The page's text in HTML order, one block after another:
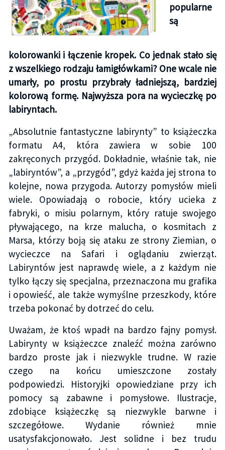
popularne
są
kolorowanki i łączenie kropek. Co jednak stało się
z wszelkiego rodzaju łamigłówkami? One wcale nie
umarły, po prostu przybrały ładniejszą, bardziej
kolorową formę. Najwyższa pora na wycieczkę po
labiryntach.
„Absolutnie fantastyczne labirynty” to książeczka
formatu A4, która zawiera w sobie 100
zakręconych przygód. Dokładnie, właśnie tak, nie
„labiryntów”, a „przygód”, gdyż każda jej strona to
kolejne, nowa przygoda. Autorzy pomysłów mieli
wiele. Opowiadają o robocie, który ucieka z
fabryki, o misiu polarnym, który ratuje swojego
pływającego, na krze malucha, o kosmitach z
Marsa, którzy boją się ataku ze strony Ziemian, o
wycieczce na Safari i oglądaniu zwierząt.
Labiryntów jest naprawdę wiele, a z każdym nie
tylko łączy się specjalna, przeznaczona mu grafika
i opowieść, ale także wymyślne przeszkody, które
trzeba pokonać by dotrzeć do celu.
Uważam, że ktoś wpadł na bardzo fajny pomysł.
Labirynty w książeczce znaleźć można zarówno
bardzo proste jak i niezwykle trudne. W razie
czego na końcu umieszczone zostały
podpowiedzi. Historyjki opowiedziane przy ich
pomocy są zabawne i pomysłowe. Ilustracje,
zdobiące książeczkę są niezwykle barwne i
szczegółowe. Wydanie również mnie
usatysfakcjonowało. Jest solidne i bez trudu